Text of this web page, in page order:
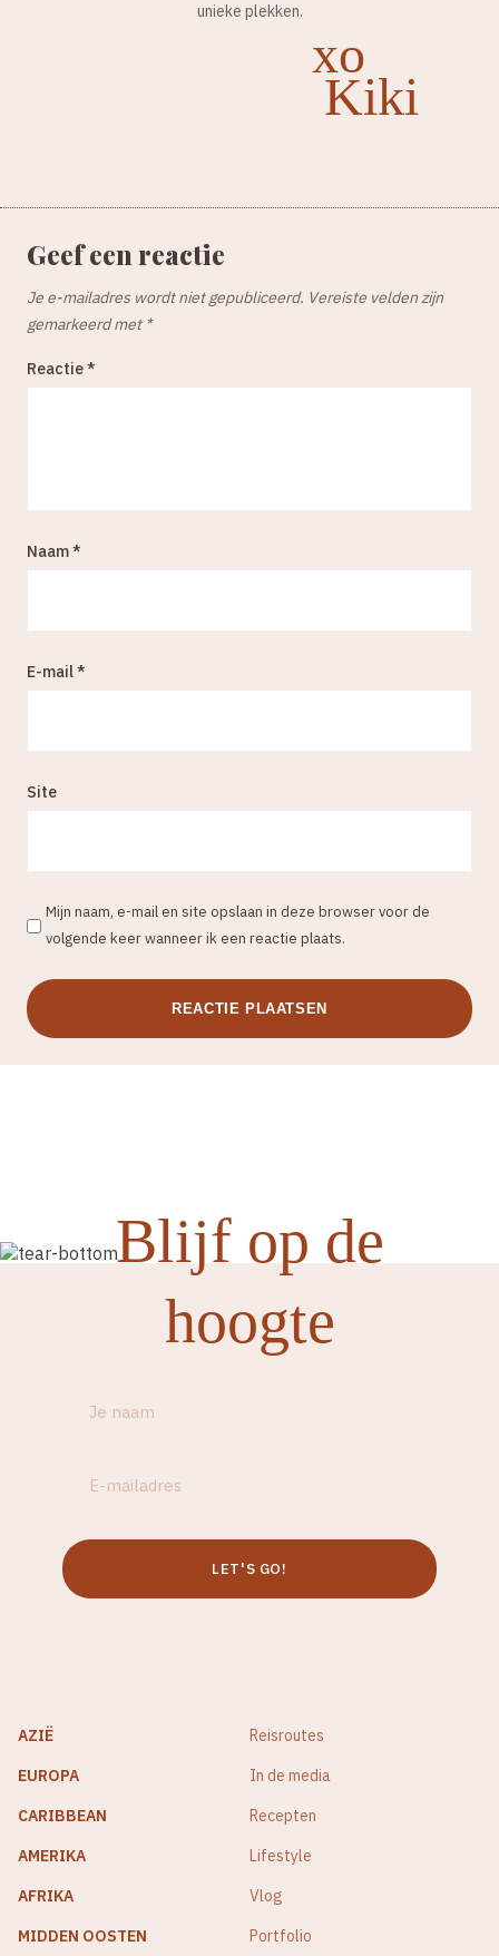
unieke plekken.
xo
Kiki
Geef een reactie
Je e-mailadres wordt niet gepubliceerd. Vereiste velden zijn
gemarkeerd met *
Reactie*
Naam*
E-mail*
Site
Mijn naam, e-mail en site opslaan in deze browser voor de
volgende keer wanneer ik een reactie plaats.
Blijf op de
hoogte
AZIË
EUROPA
CARIBBEAN
AMERIKA
AFRIKA
MIDDEN OOSTEN
Reisroutes
In de media
Recepten
Lifestyle
Vlog
Portfolio